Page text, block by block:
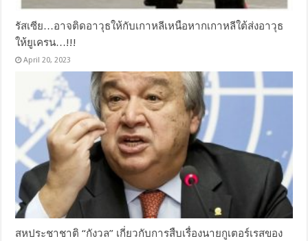
รัสเซีย…อาจติดอาวุธให้กับเกาหลีเหนือหากเกาหลีใต้ส่งอาวุธ
ให้ยูเครน…!!!
April 20, 2023
สหประชาชาติ “กังวล” เกี่ยวกับการสืบเรื่องนายกูเตอร์เรสของ